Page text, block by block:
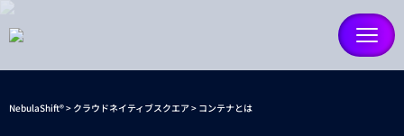
NebulaShift® クラウドネイティブスクエア コンテナとは